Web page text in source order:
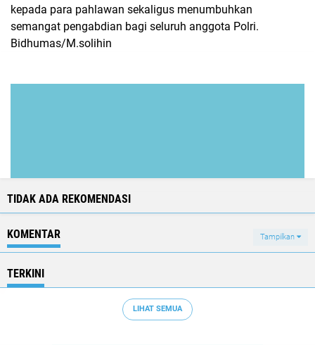
kepada para pahlawan sekaligus menumbuhkan
semangat pengabdian bagi seluruh anggota Polri.
Bidhumas/M.solihin
TIDAK ADA REKOMENDASI
KOMENTAR Tampilkan
TERKINI
LIHAT SEMUA